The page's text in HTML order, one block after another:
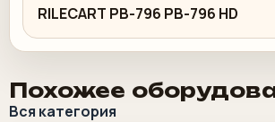
RILECART PB-796 PB-796 HD
Похожее
Вся категория